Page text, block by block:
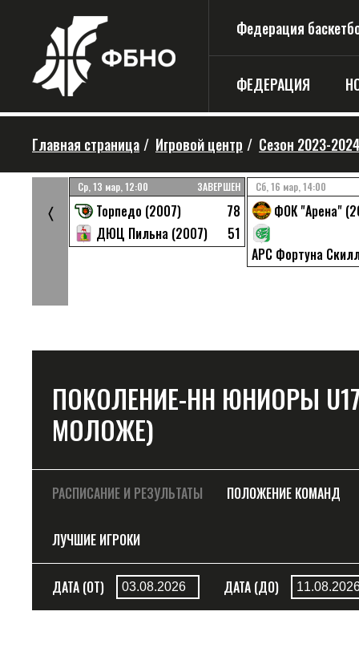
Федерация
ФЕДЕРАЦИЯ
Главная страница / Игровой центр / Сезон 2023-
64
Ср, 13 мар, 12:00 ЗАВЕРШЕН
Торпедо (2007)
78
ДЮЦ Пильна (2007)
51
Сб, 16 мар, 14:00
ФОК "Арена"
АРС Фортуна
〈
ПОКОЛЕНИЕ-НН ЮНИОРЫ
МОЛОЖЕ)
РАСПИСАНИЕ И РЕЗУЛЬТАТЫ ПОЛОЖЕНИЕ КОМАНД
ЛУЧШИЕ ИГРОКИ
ДАТА (ОТ) ДАТА (ДО)